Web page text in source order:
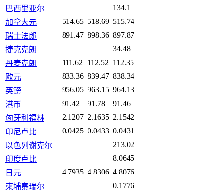
巴西里亚尔
134.1
加拿大元
514.65 518.69 515.74
瑞士法郎
891.47 898.36 897.87
捷克克朗
34.48
丹麦克朗
111.62 112.52
112.35
欧元
833.36 839.47 838.34
英镑
956.05 963.15 964.13
港币
91.42 91.78
91.46
匈牙利福林
2.1207 2.1635 2.1542
印尼卢比
0.0425 0.0433 0.0431
以色列谢克尔
213.02
印度卢比
8.0645
日元
4.7935 4.8306 4.8076
柬埔寨瑞尔
0.1776